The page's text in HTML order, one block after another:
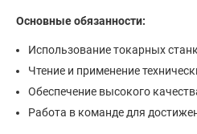
Основные обязанности:
Использование токарных
Чтение и применение
Обеспечение высокого
Работа в команде для